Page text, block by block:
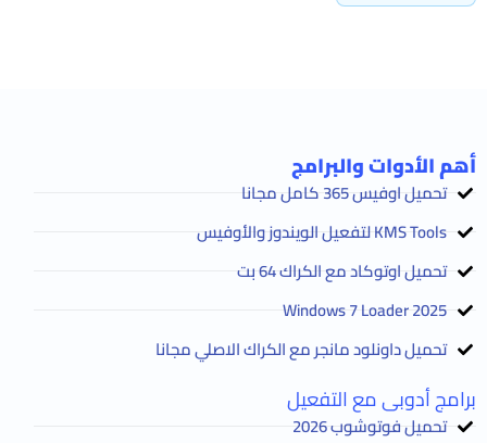
أهم الأدوات والبرامج
تحميل اوفيس 365 كامل مجانا
KMS Tools لتفعيل الويندوز والأوفيس
تحميل اوتوكاد مع الكراك 64 بت
2025 Windows 7 Loader
تحميل داونلود مانجر مع الكراك الاصلي مجانا
برامج أدوبى مع التفعيل
تحميل فوتوشوب 2026